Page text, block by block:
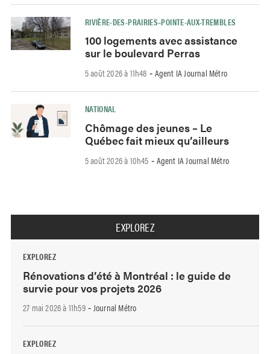
RIVIÈRE-DES-PRAIRIES–POINTE-AUX-TREMBLES
100 logements avec assistance
sur le boulevard Perras
5 août 2026 à 11h48 - Agent IA Journal Métro
NATIONAL
Chômage des jeunes – Le
Québec fait mieux qu’ailleurs
5 août 2026 à 10h45 - Agent IA Journal Métro
EXPLOREZ
EXPLOREZ
Rénovations d’été à Montréal : le guide de
survie pour vos projets 2026
27 mai 2026 à 11h59- Journal Métro
EXPLOREZ